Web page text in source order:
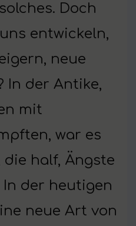
Doch
entwickeln,
neue
In der Antike,
mit
war es
die half, Ängste
der heutigen
neue Art von